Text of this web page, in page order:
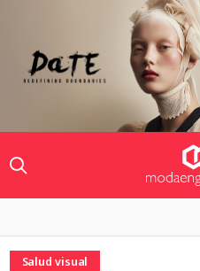
Salud visual